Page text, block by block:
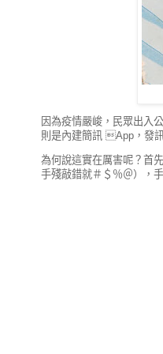
因為疫情嚴峻，民眾出入
則是內建簡訊 App，發
為何說這實在厲害呢？首
手殘敲錯就＃＄％＠），